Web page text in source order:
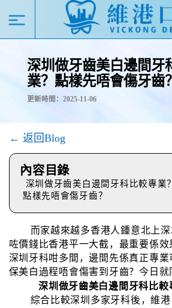
深圳做牙齒美白邊間牙
業？點樣先唔會傷牙齒？
更新時間：2025-11-06
← 返回Blog
內容目錄
深圳做牙齒美白邊間牙科比較專業？
點樣先唔會傷牙齒？
而家越來越多香港人鍾意北上
咗價錢比香港平一大截，最重要係效
深圳牙科咁多間，邊間先係真正專
保美白過程唔會傷害到牙齒？今日就
深圳做牙齒美白邊間牙科比較
綜合比較深圳多家牙科後，維